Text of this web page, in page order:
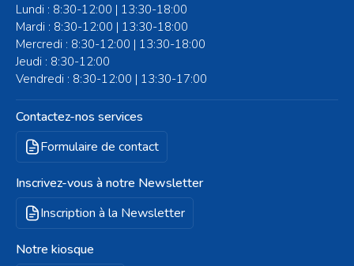
Lundi : 8:30-12:00 | 13:30-18:00
Mardi : 8:30-12:00 | 13:30-18:00
Mercredi : 8:30-12:00 | 13:30-18:00
Jeudi : 8:30-12:00
Vendredi : 8:30-12:00 | 13:30-17:00
Contactez-nos services
Formulaire de contact
Inscrivez-vous à notre Newsletter
Inscription à la Newsletter
Notre kiosque